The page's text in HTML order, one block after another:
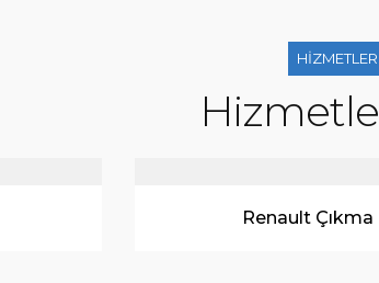
HİZMETLER
Sandık